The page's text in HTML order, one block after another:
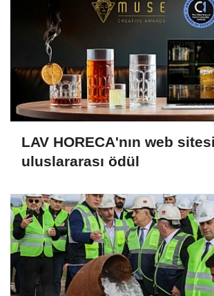
LAV HORECA'nın web
uluslararası ödül